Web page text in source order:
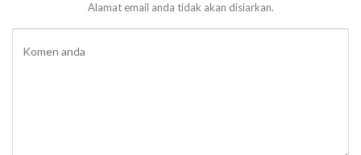
Alamat email anda tidak akan disiarkan.